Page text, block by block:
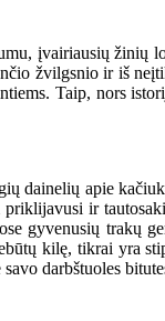
įvairiausių žinių
žvilgsnio ir iš
Taip, nors
dainelių apie
ir
gyvenusių trakų
kilę, tikrai yra
darbštuoles